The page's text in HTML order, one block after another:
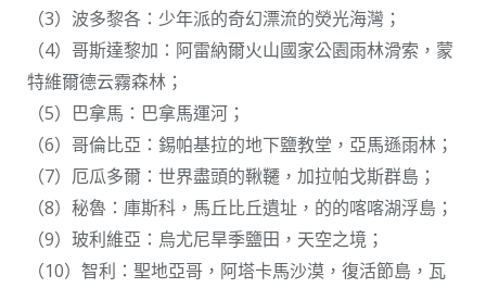
（3）波多黎各：少年派的奇幻漂流的熒光海灣；
（4）哥斯達黎加：阿雷納爾火山國家公園雨林滑索，蒙
特維爾德云霧森林；
（5）巴拿馬：巴拿馬運河；
（6）哥倫比亞：錫帕基拉的地下鹽教堂，亞馬遜雨林；
（7）厄瓜多爾：世界盡頭的鞦韆，加拉帕戈斯群島；
（8）秘魯：庫斯科，馬丘比丘遺址，的的喀喀湖浮島；
（9）玻利維亞：烏尤尼旱季鹽田，天空之境；
（10）智利：聖地亞哥，阿塔卡馬沙漠，復活節島，瓦